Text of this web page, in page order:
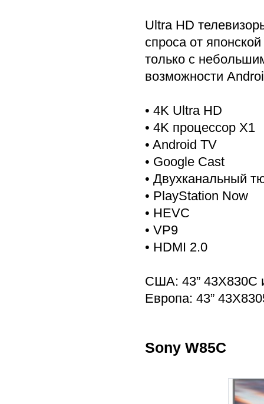
Ultra HD
спроса от
только с
возможности
• 4K Ultra HD
• 4K процессор X1
• Android TV
• Google Cast
• Двухканальный
• PlayStation Now
• HEVC
• VP9
• HDMI 2.0
США: 43” 43X830C
Европа: 43”
Sony W85C